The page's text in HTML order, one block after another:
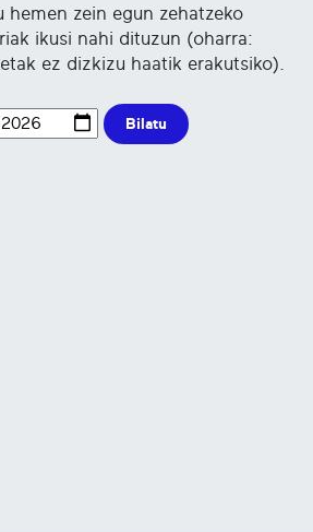
hemen zein egun zehatzeko
ikusi nahi dituzun (oharra:
ez dizkizu haatik erakutsiko).
Bilatu